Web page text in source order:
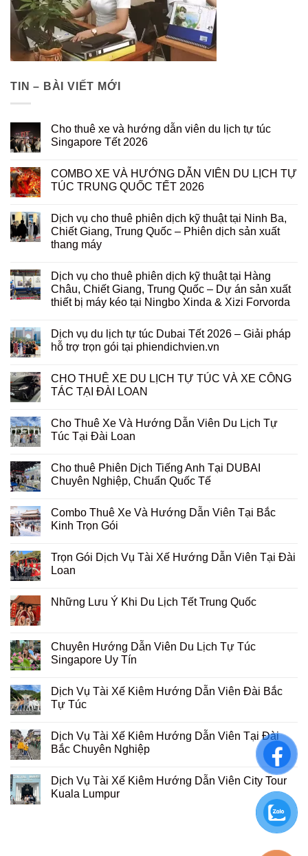
TIN – BÀI VIẾT MỚI
Cho thuê xe và hướng dẫn viên du lịch tự túc
Singapore Tết 2026
COMBO XE VÀ HƯỚNG DẪN VIÊN DU LỊCH TỰ
TÚC TRUNG QUỐC TẾT 2026
Dịch vụ cho thuê phiên dịch kỹ thuật tại Ninh Ba,
Chiết Giang, Trung Quốc – Phiên dịch sản xuất
thang máy
Dịch vụ cho thuê phiên dịch kỹ thuật tại Hàng
Châu, Chiết Giang, Trung Quốc – Dự án sản xuất
thiết bị máy kéo tại Ningbo Xinda & Xizi Forvorda
Dịch vụ du lịch tự túc Dubai Tết 2026 – Giải pháp
hỗ trợ trọn gói tại phiendichvien.vn
CHO THUÊ XE DU LỊCH TỰ TÚC VÀ XE CÔNG
TÁC TẠI ĐÀI LOAN
Cho Thuê Xe Và Hướng Dẫn Viên Du Lịch Tự
Túc Tại Đài Loan
Cho thuê Phiên Dịch Tiếng Anh Tại DUBAI
Chuyên Nghiệp, Chuẩn Quốc Tế
Combo Thuê Xe Và Hướng Dẫn Viên Tại Bắc
Kinh Trọn Gói
Trọn Gói Dịch Vụ Tài Xế Hướng Dẫn Viên Tại Đài
Loan
Những Lưu Ý Khi Du Lịch Tết Trung Quốc
Chuyên Hướng Dẫn Viên Du Lịch Tự Túc
Singapore Uy Tín
Dịch Vụ Tài Xế Kiêm Hướng Dẫn Viên Đài Bắc
Tự Túc
Dịch Vụ Tài Xế Kiêm Hướng Dẫn Viên Tại Đài
Bắc Chuyên Nghiệp
Dịch Vụ Tài Xế Kiêm Hướng Dẫn Viên City Tour
Kuala Lumpur